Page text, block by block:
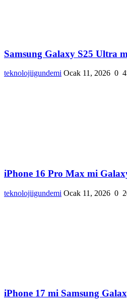
Samsung Galaxy S25 Ultra
teknolojiigundemi Ocak 11, 2026 0
iPhone 16 Pro Max mi
teknolojiigundemi Ocak 11, 2026 0
iPhone 17 mi Samsung